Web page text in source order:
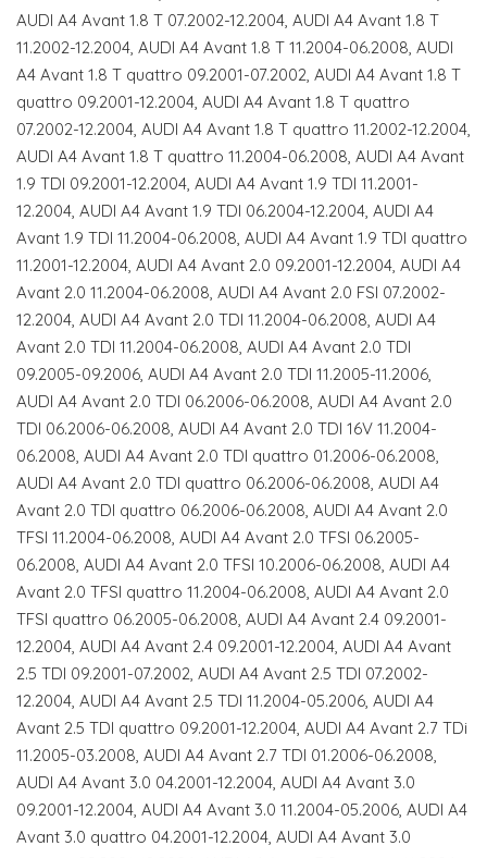
AUDI A4 Avant 1.8 T 07.2002-12.2004, AUDI A4 Avant 1.8 T
11.2002-12.2004, AUDI A4 Avant 1.8 T 11.2004-06.2008, AUDI
A4 Avant 1.8 T quattro 09.2001-07.2002, AUDI A4 Avant 1.8 T
quattro 09.2001-12.2004, AUDI A4 Avant 1.8 T quattro
07.2002-12.2004, AUDI A4 Avant 1.8 T quattro 11.2002-12.2004,
AUDI A4 Avant 1.8 T quattro 11.2004-06.2008, AUDI A4 Avant
1.9 TDI 09.2001-12.2004, AUDI A4 Avant 1.9 TDI 11.2001-
12.2004, AUDI A4 Avant 1.9 TDI 06.2004-12.2004, AUDI A4
Avant 1.9 TDI 11.2004-06.2008, AUDI A4 Avant 1.9 TDI quattro
11.2001-12.2004, AUDI A4 Avant 2.0 09.2001-12.2004, AUDI A4
Avant 2.0 11.2004-06.2008, AUDI A4 Avant 2.0 FSI 07.2002-
12.2004, AUDI A4 Avant 2.0 TDI 11.2004-06.2008, AUDI A4
Avant 2.0 TDI 11.2004-06.2008, AUDI A4 Avant 2.0 TDI
09.2005-09.2006, AUDI A4 Avant 2.0 TDI 11.2005-11.2006,
AUDI A4 Avant 2.0 TDI 06.2006-06.2008, AUDI A4 Avant 2.0
TDI 06.2006-06.2008, AUDI A4 Avant 2.0 TDI 16V 11.2004-
06.2008, AUDI A4 Avant 2.0 TDI quattro 01.2006-06.2008,
AUDI A4 Avant 2.0 TDI quattro 06.2006-06.2008, AUDI A4
Avant 2.0 TDI quattro 06.2006-06.2008, AUDI A4 Avant 2.0
TFSI 11.2004-06.2008, AUDI A4 Avant 2.0 TFSI 06.2005-
06.2008, AUDI A4 Avant 2.0 TFSI 10.2006-06.2008, AUDI A4
Avant 2.0 TFSI quattro 11.2004-06.2008, AUDI A4 Avant 2.0
TFSI quattro 06.2005-06.2008, AUDI A4 Avant 2.4 09.2001-
12.2004, AUDI A4 Avant 2.4 09.2001-12.2004, AUDI A4 Avant
2.5 TDI 09.2001-07.2002, AUDI A4 Avant 2.5 TDI 07.2002-
12.2004, AUDI A4 Avant 2.5 TDI 11.2004-05.2006, AUDI A4
Avant 2.5 TDI quattro 09.2001-12.2004, AUDI A4 Avant 2.7 TDi
11.2005-03.2008, AUDI A4 Avant 2.7 TDI 01.2006-06.2008,
AUDI A4 Avant 3.0 04.2001-12.2004, AUDI A4 Avant 3.0
09.2001-12.2004, AUDI A4 Avant 3.0 11.2004-05.2006, AUDI A4
Avant 3.0 quattro 04.2001-12.2004, AUDI A4 Avant 3.0